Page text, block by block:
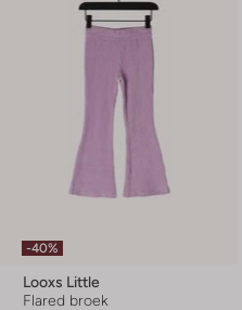
-40%
Looxs Little
Flared broek